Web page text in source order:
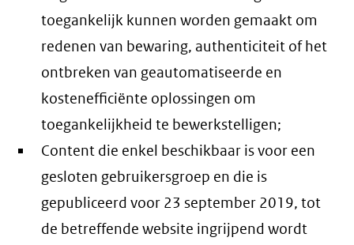
toegankelijk kunnen worden gemaakt om
redenen van bewaring, authenticiteit of het
ontbreken van geautomatiseerde en
kostenefficiënte oplossingen om
toegankelijkheid te bewerkstelligen;
Content die enkel beschikbaar is voor een
gesloten gebruikersgroep en die is
gepubliceerd voor 23 september 2019, tot
de betreffende website ingrijpend wordt